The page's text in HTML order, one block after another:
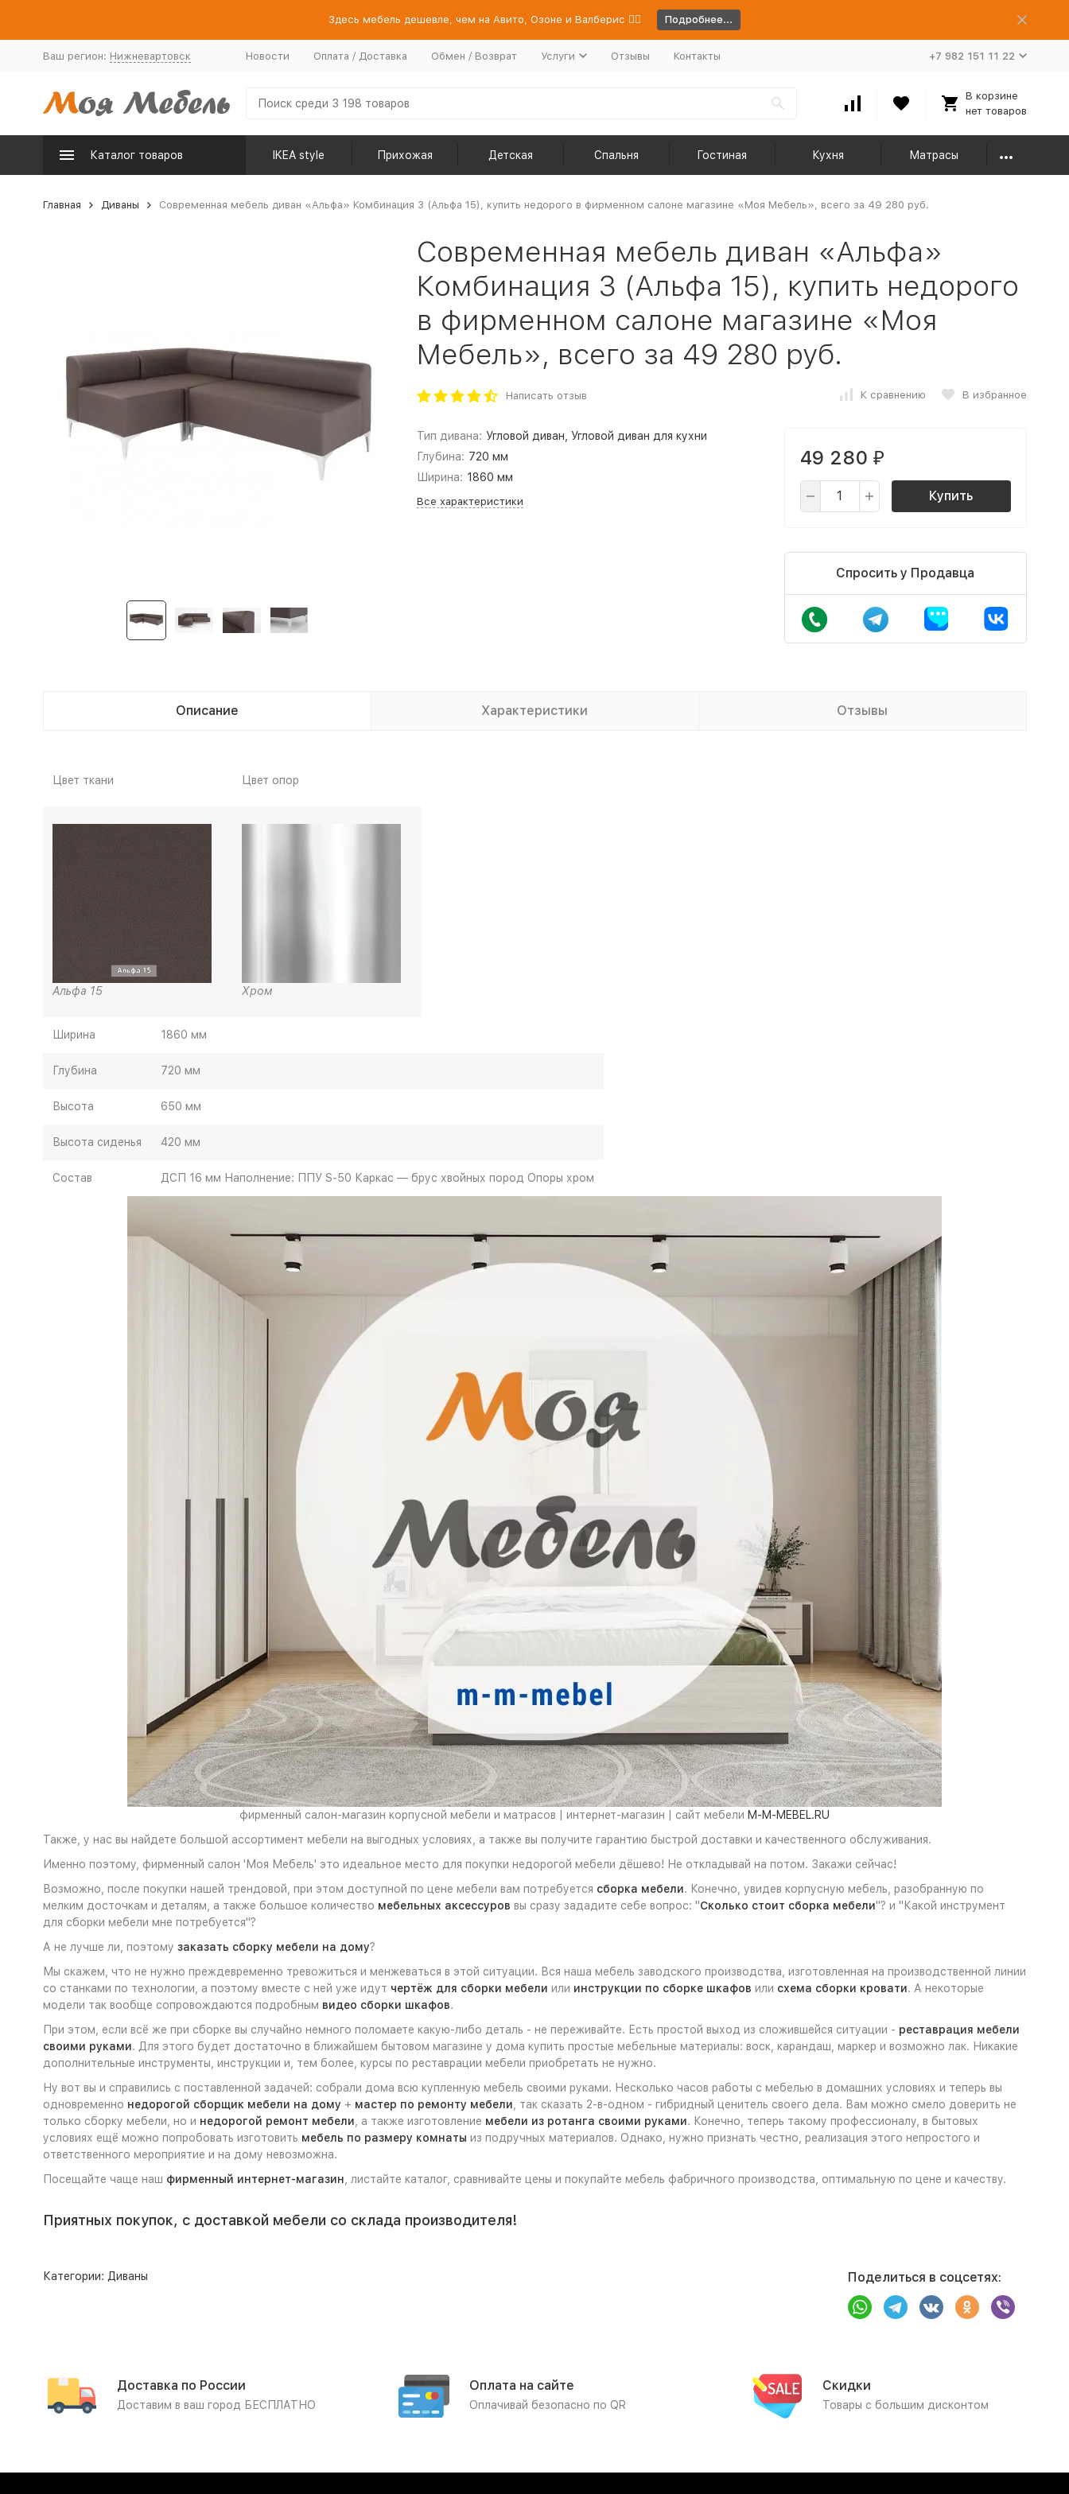
Здесь мебель дешевле, чем на Авито, Озоне и Валберис 👉🏻 Подробнее...
Ваш регион: Нижневартовск Новости Оплата / Доставка Обмен / Возврат Услуги Отзывы Контакты +7 982 151 11 22
В корзине
нет товаров
Каталог товаров IKEA style Прихожая Детская Спальня Гостиная Кухня Матрасы
Главная Диваны Современная мебель диван «Альфа» Комбинация 3 (Альфа 15), купить недорого в фирменном салоне магазине «Моя Мебель», всего за 49 280 руб.
Современная мебель диван «Альфа»
Комбинация 3 (Альфа 15), купить недорого
в фирменном салоне магазине «Моя
Мебель», всего за 49 280 руб.
Написать отзыв К сравнению В избранное
Тип дивана: Угловой диван, Угловой диван для кухни
Глубина: 720 мм
Ширина: 1860 мм
Все характеристики
49 280 ₽
Купить
Спросить у Продавца
Описание Характеристики Отзывы
Цвет ткани Цвет опор
Альфа 15 Хром
Ширина 1860 мм
Глубина 720 мм
Высота 650 мм
Высота сиденья 420 мм
Состав ДСП 16 мм Наполнение: ППУ S-50 Каркас — брус хвойных пород Опоры хром
фирменный салон-магазин корпусной мебели и матрасов | интернет-магазин | сайт мебели M-M-MEBEL.RU
Также, у нас вы найдете большой ассортимент мебели на выгодных условиях, а также вы получите гарантию быстрой доставки и качественного обслуживания.
Именно поэтому, фирменный салон 'Моя Мебель' это идеальное место для покупки недорогой мебели дёшево! Не откладывай на потом. Закажи сейчас!
Возможно, после покупки нашей трендовой, при этом доступной по цене мебели вам потребуется сборка мебели. Конечно, увидев корпусную мебель, разобранную по
мелким досточкам и деталям, а также большое количество мебельных аксессуров вы сразу зададите себе вопрос: "Сколько стоит сборка мебели"? и "Какой инструмент
для сборки мебели мне потребуется"?
А не лучше ли, поэтому заказать сборку мебели на дому?
Мы скажем, что не нужно преждевременно тревожиться и менжеваться в этой ситуации. Вся наша мебель заводского производства, изготовленная на производственной линии
со станками по технологии, а поэтому вместе с ней уже идут чертёж для сборки мебели или инструкции по сборке шкафов или схема сборки кровати. А некоторые
модели так вообще сопровождаются подробным видео сборки шкафов.
При этом, если всё же при сборке вы случайно немного поломаете какую-либо деталь - не переживайте. Есть простой выход из сложившейся ситуации - реставрация мебели
своими руками. Для этого будет достаточно в ближайшем бытовом магазине у дома купить простые мебельные материалы: воск, карандаш, маркер и возможно лак. Никакие
дополнительные инструменты, инструкции и, тем более, курсы по реставрации мебели приобретать не нужно.
Ну вот вы и справились с поставленной задачей: собрали дома всю купленную мебель своими руками. Несколько часов работы с мебелью в домашних условиях и теперь вы
одновременно недорогой сборщик мебели на дому + мастер по ремонту мебели , так сказать 2-в-одном - гибридный ценитель своего дела. Вам можно смело доверить не
только сборку мебели, но и недорогой ремонт мебели , а также изготовление мебели из ротанга своими руками. Конечно, теперь такому профессионалу, в бытовых
условиях ещё можно попробовать изготовить мебель по размеру комнаты из подручных материалов. Однако, нужно признать честно, реализация этого непростого и
ответственного мероприятие и на дому невозможна.
Посещайте чаще наш фирменный интернет-магазин , листайте каталог, сравнивайте цены и покупайте мебель фабричного производства, оптимальную по цене и качеству.
Приятных покупок, с доставкой мебели со склада производителя!
Категории: Диваны Поделиться в соцсетях:
Доставка по России
Доставим в ваш город БЕСПЛАТНО
Оплата на сайте
Оплачивай безопасно по QR
Скидки
Товары с большим дисконтом